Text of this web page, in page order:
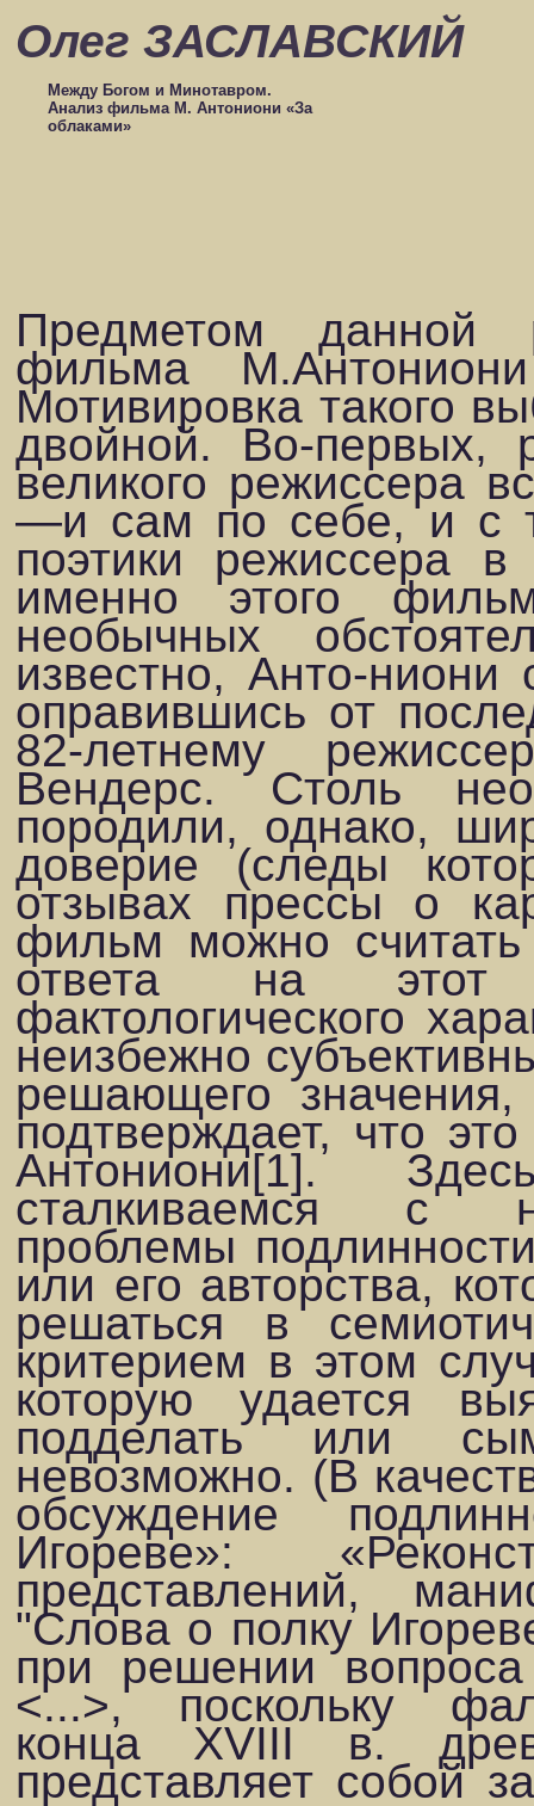
Олег ЗАСЛАВСКИЙ
Между Богом и Минотавром.
Анализ фильма М. Антониони «За
облаками»
Предметом данной
фильма
Мотивировка такого
двойной. Во-первых,
великого режиссера
—и сам по себе, и с
по­этики режиссера
именно этого
необычных
известно, Анто-
оправившись от
82-летнему
Вендерс. Столь
породили, однако,
доверие (следы
отзывах прессы о
фильм можно
отве­та на этот
фактологического
неизбежно
решающего
подтверждает, что
Антониони[1].
сталкиваемся с
проблемы
или его авторства,
решаться в
критерием в этом
которую удается
подделать или
невозможно. (В
обсуждение
Игореве»:
представлений,
"Слова о полку
при решении
<...>, поскольку
конца XVIII в.
представляет собой